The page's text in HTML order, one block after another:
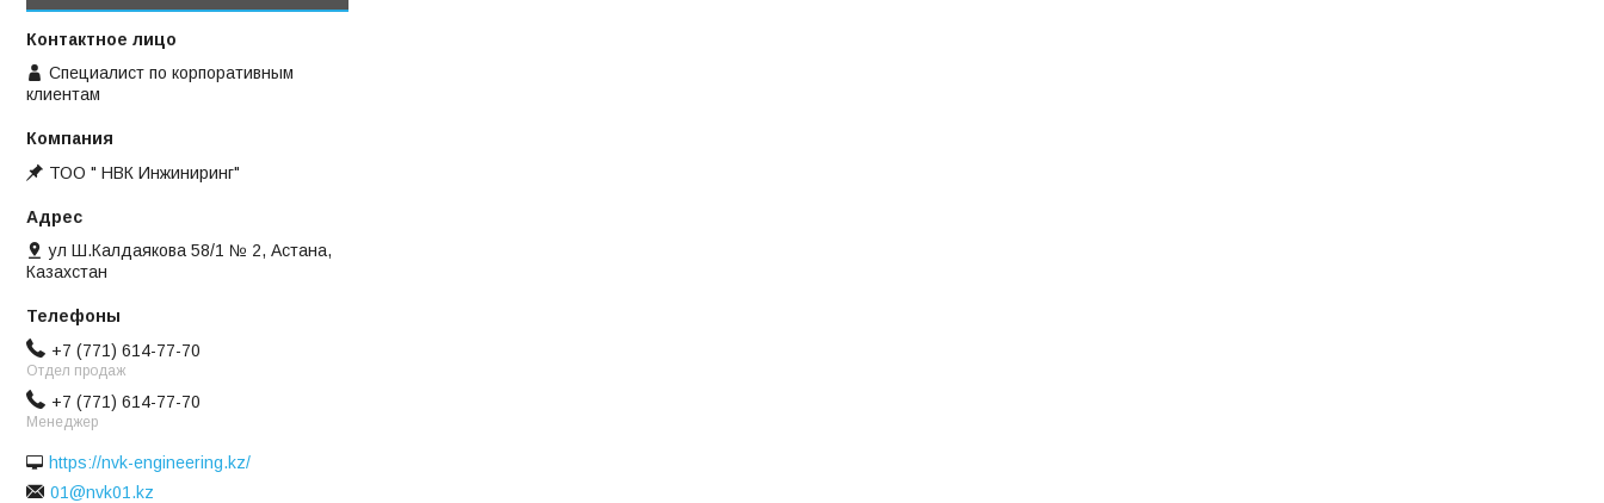
Специалист по корпоративным
клиентам
ТОО " НВК Инжиниринг"
ул Ш.Калдаякова 58/1 № 2, Астана,
Казахстан
+7 (771) 614-77-70
Отдел продаж
+7 (771) 614-77-70
Менеджер
https://nvk-engineering.kz/
01@nvk01.kz